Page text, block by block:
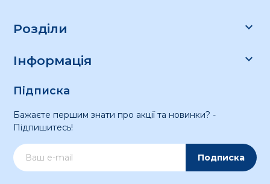
Розділи 
Інформація 
Підписка
Бажаєте першим знати про акції та новинки? -
Підпишитесь!
Подписка